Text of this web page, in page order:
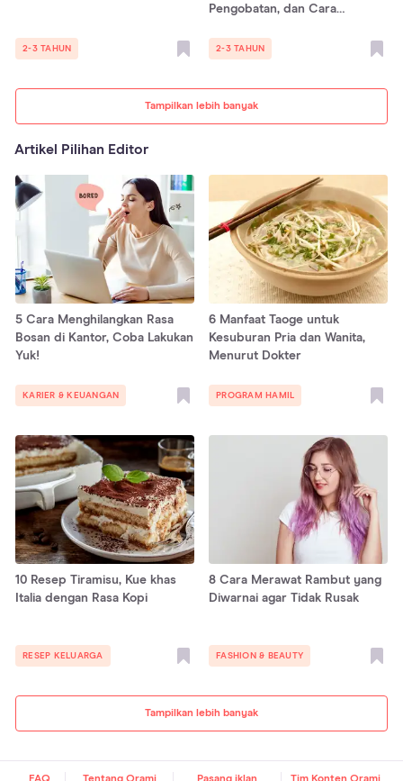
Tampilkan lebih banyak
2-3 TAHUN
Pengobatan, dan Cara
2-3 TAHUN
Artikel Pilihan Editor
Tampilkan lebih banyak
5 Cara Menghilangkan Rasa
Bosan di Kantor, Coba Lakukan
Yuk!
KARIER & KEUANGAN
6 Manfaat Taoge untuk
Kesuburan Pria dan Wanita,
Menurut Dokter
PROGRAM HAMIL
10 Resep Tiramisu, Kue khas
Italia dengan Rasa Kopi
RESEP KELUARGA
8 Cara Merawat Rambut yang
Diwarnai agar Tidak Rusak
FASHION & BEAUTY
FAQ Tentang Orami Pasang iklan Tim Konten Orami